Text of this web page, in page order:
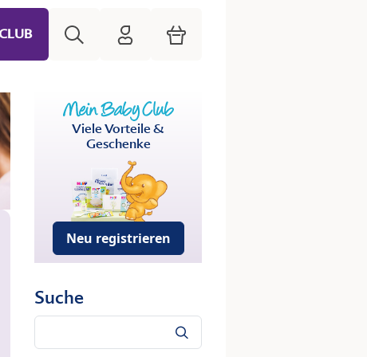
HiPP Mein Babyclub
Warenkorb
Viele Vorteile &
Geschenke
Neu registrieren
Suche